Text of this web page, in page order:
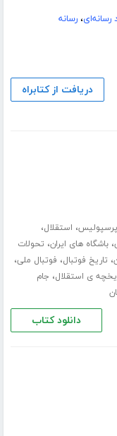
رسانه‌ای،رسانه
دریافت از کتابراه
پرسپولیس، استقلال،
،باشگاه های ایران، تحولات
، تاریخ فوتبال، فوتبال ملی،
ی استقلال، جام
دانلود کتاب